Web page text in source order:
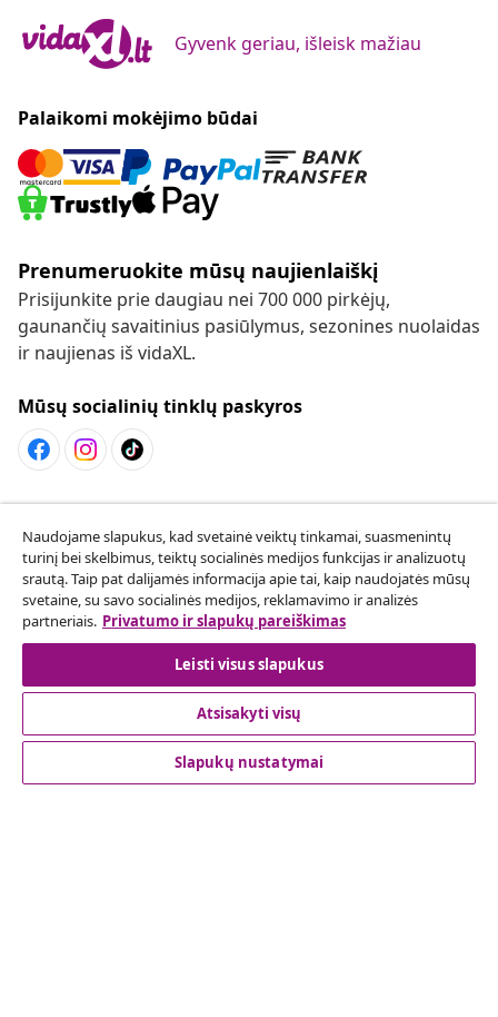
Gyvenk geriau, išleisk mažiau
Palaikomi mokėjimo būdai
Prenumeruokite mūsų naujienlaiškį
Prisijunkite prie daugiau nei 700 000 pirkėjų,
gaunančių savaitinius pasiūlymus, sezonines nuolaidas
ir naujienas iš vidaXL.
Mūsų socialinių tinklų paskyros
Sutarties atsisakymas
Pateikite prašymą atsisakyti užsakymo.
Sutarties atsisakymas
Klientų aptarnavimas
Naudojame slapukus, kad svetainė veiktų tinkamai, suasmenintų
turinį bei skelbimus, teiktų socialinės medijos funkcijas ir analizuotų
srautą. Taip pat dalijamės informacija apie tai, kaip naudojatės mūsų
svetaine, su savo socialinės medijos, reklamavimo ir analizės
partneriais. Privatumo ir slapukų pareiškimas
Leisti visus slapukus
Atsisakyti visų
Slapukų nustatymai